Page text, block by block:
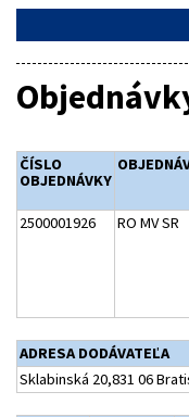
ČÍSLO
OBJEDNÁVKY
2500001926 RO MV SR
ADRESA DODÁVATEĽA
Sklabinská 20,831 06